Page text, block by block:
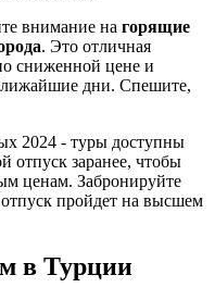
внимание на горящие
. Это отличная
сниженной цене и
дни. Спешите,
2024 - туры доступны
отпуск заранее, чтобы
ценам. Забронируйте
пройдет на высшем
в Турции